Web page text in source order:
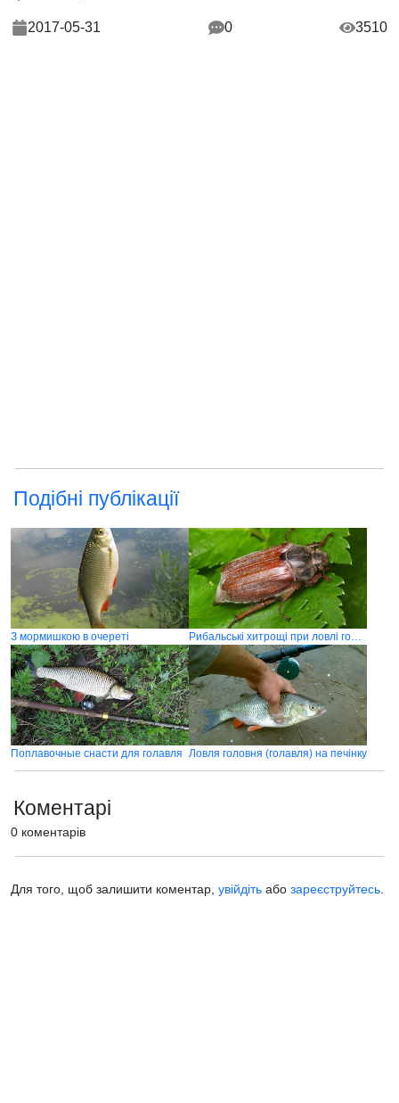
2017-05-31 0 3510
Подібні публікації
З мормишкою в очереті Рибальські хитрощі при ловлі головня (голавля) на хруща
Поплавочные снасти для голавля Ловля головня (голавля) на печінку
Коментарі
0 коментарів
Для того, щоб залишити коментар, увійдіть або зареєструйтесь